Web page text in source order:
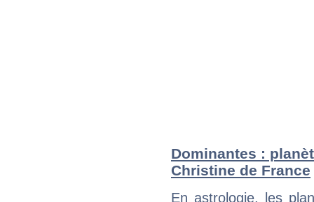
Dominantes :
Christine de France
En astrologie, les